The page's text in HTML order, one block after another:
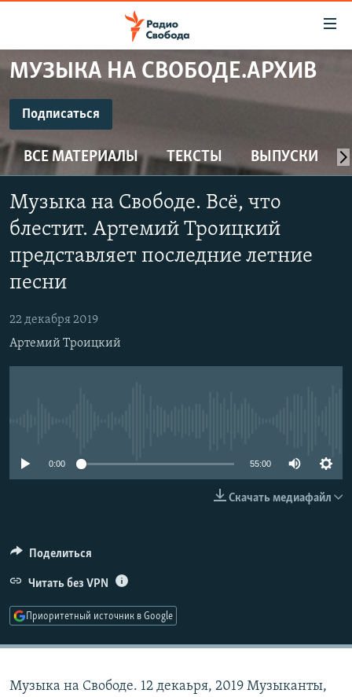
упрощенного
Вернуться
к
основному
содержанию
Вернутся
главной
навигации
поиску
ПРОГРАММЫ
ПОДКАСТЫ
АВТОРСКИЕ ПРОЕКТЫ
ЦИТАТЫ СВОБОДЫ
МНЕНИЯ
КУЛЬТУРА
IDEL.РЕАЛИИ
КАВКАЗ.РЕАЛИИ
СЕВЕР.РЕАЛИИ
СИБИРЬ.РЕАЛИИ
РАСПИСАНИЕ ВЕЩАНИЯ
МУЗЫКА НА СВОБОДЕ.АРХИВ
Подписаться
CastBox
Подписаться
ВСЕ МАТЕРИАЛЫ ТЕКСТЫ ВЫПУСКИ
Музыка на Свободе. Всё, что
блестит. Артемий Троицкий
представляет последние летние
песни
22 декабря 2019
Артемий Троицкий
0:00 55:00
Скачать медиафайл
Поделиться
Читать без VPN
Приоритетный источник в Google
Музыка на Свободе. 12 декаьря, 2019 Музыканты,